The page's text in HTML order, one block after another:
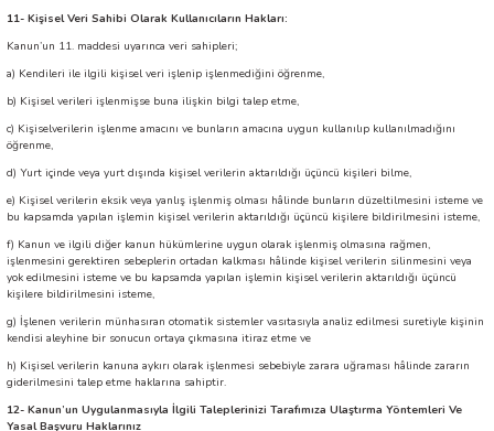
11- Kişisel Veri Sahibi Olarak Kullanıcıların Hakları:
Kanun’un 11. maddesi uyarınca veri sahipleri;
a) Kendileri ile ilgili kişisel veri işlenip işlenmediğini öğrenme,
b) Kişisel verileri işlenmişse buna ilişkin bilgi talep etme,
c) Kişiselverilerin işlenme amacını ve bunların amacına uygun kullanılıp kullanılmadığını
öğrenme,
d) Yurt içinde veya yurt dışında kişisel verilerin aktarıldığı üçüncü kişileri bilme,
e) Kişisel verilerin eksik veya yanlış işlenmiş olması hâlinde bunların düzeltilmesini isteme ve
bu kapsamda yapılan işlemin kişisel verilerin aktarıldığı üçüncü kişilere bildirilmesini isteme,
f) Kanun ve ilgili diğer kanun hükümlerine uygun olarak işlenmiş olmasına rağmen,
işlenmesini gerektiren sebeplerin ortadan kalkması hâlinde kişisel verilerin silinmesini veya
yok edilmesini isteme ve bu kapsamda yapılan işlemin kişisel verilerin aktarıldığı üçüncü
kişilere bildirilmesini isteme,
g) İşlenen verilerin münhasıran otomatik sistemler vasıtasıyla analiz edilmesi suretiyle kişinin
kendisi aleyhine bir sonucun ortaya çıkmasına itiraz etme ve
h) Kişisel verilerin kanuna aykırı olarak işlenmesi sebebiyle zarara uğraması hâlinde zararın
giderilmesini talep etme haklarına sahiptir.
12- Kanun’un Uygulanmasıyla İlgili Taleplerinizi Tarafımıza Ulaştırma Yöntemleri Ve
Yasal Başvuru Haklarınız